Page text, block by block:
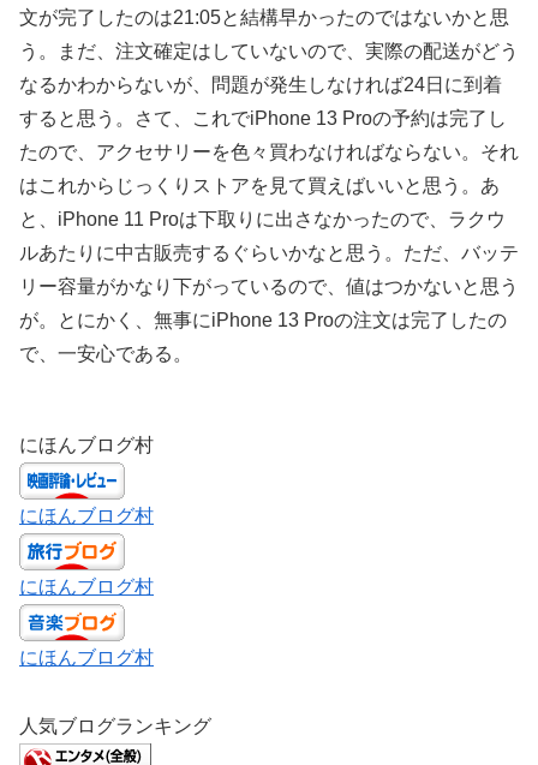
文が完了したのは21:05と結構早かったのではないかと思
う。まだ、注文確定はしていないので、実際の配送がどう
なるかわからないが、問題が発生しなければ24日に到着
すると思う。さて、これでiPhone 13 Proの予約は完了し
たので、アクセサリーを色々買わなければならない。それ
はこれからじっくりストアを見て買えばいいと思う。あ
と、iPhone 11 Proは下取りに出さなかったので、ラクウ
ルあたりに中古販売するぐらいかなと思う。ただ、バッテ
リー容量がかなり下がっているので、値はつかないと思う
が。とにかく、無事にiPhone 13 Proの注文は完了したの
で、一安心である。
にほんブログ村
にほんブログ村
にほんブログ村
にほんブログ村
人気ブログランキング